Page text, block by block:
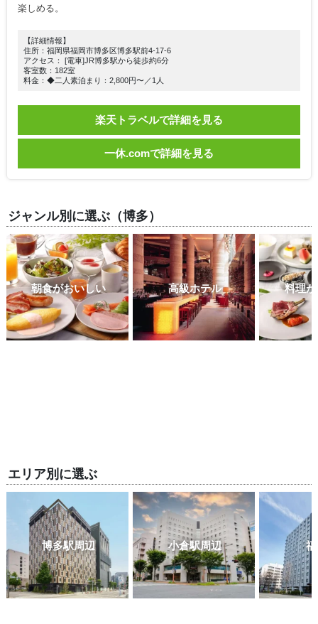
楽しめる。
【詳細情報】
住所：福岡県福岡市博多区博多駅前4-17-6
アクセス： [電車]JR博多駅から徒歩約6分
客室数：182室
料金：◆二人素泊まり：2,800円〜／1人
楽天トラベルで詳細を見る
一休.comで詳細を見る
ジャンル別に選ぶ（博多）
朝食がおいしい 高級ホテル 料理
エリア別に選ぶ
博多駅周辺 小倉駅周辺